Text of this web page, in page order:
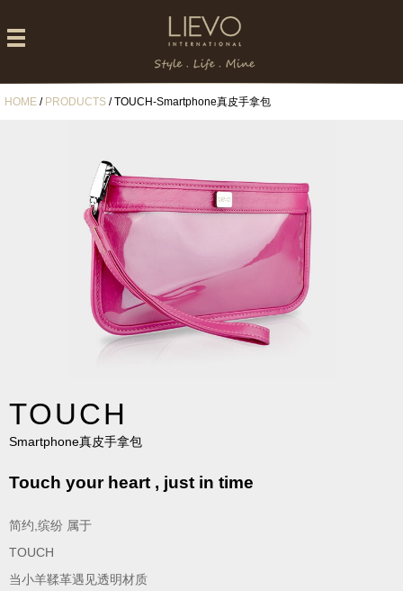
HOME / PRODUCTS / TOUCH-Smartphone真皮手拿包
TOUCH
Smartphone真皮手拿包
Touch your heart , just in time
简约,缤纷 属于
TOUCH
当小羊鞣革遇见透明材质